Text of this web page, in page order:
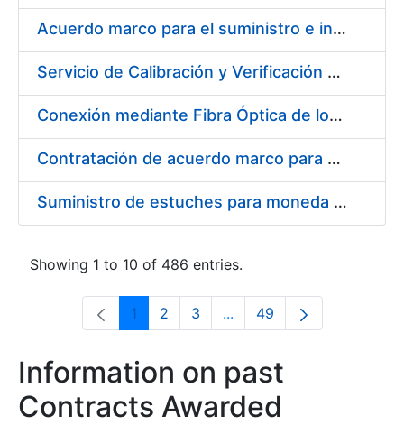
Acuerdo marco para el suministro e instalación de persianas, estores y otros complementos
Servicio de Calibración y Verificación Externa de los Equipos de Medición del Servicio de Prevención de la FNMT-RCM
Conexión mediante Fibra Óptica de los Centros de Proceso de Datos (CPDs) de las sedes de la FNMT-RCM de Burgos y Madrid
Contratación de acuerdo marco para el Suministro de Material de Electricidad para la Fábrica Nacional de Moneda y Timbre-Real Casa de la Moneda en su centro de trabajo de Burgos
Suministro de estuches para moneda de 30 €
Showing 1 to 10 of 486 entries.
Page
1 Page
2 Page
3 ...Intermediate Pages Use
Page
49
Information on past
Contracts Awarded